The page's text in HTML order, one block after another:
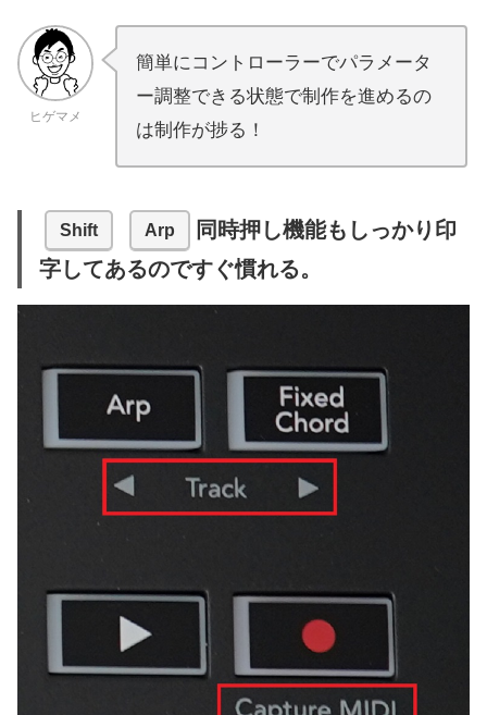
ヒゲマメ
簡単にコントローラーでパラメータ
ー調整できる状態で制作を進めるの
は制作が捗る！
Shift Arp
同時押し機能もしっかり印
字してあるのですぐ慣れる。